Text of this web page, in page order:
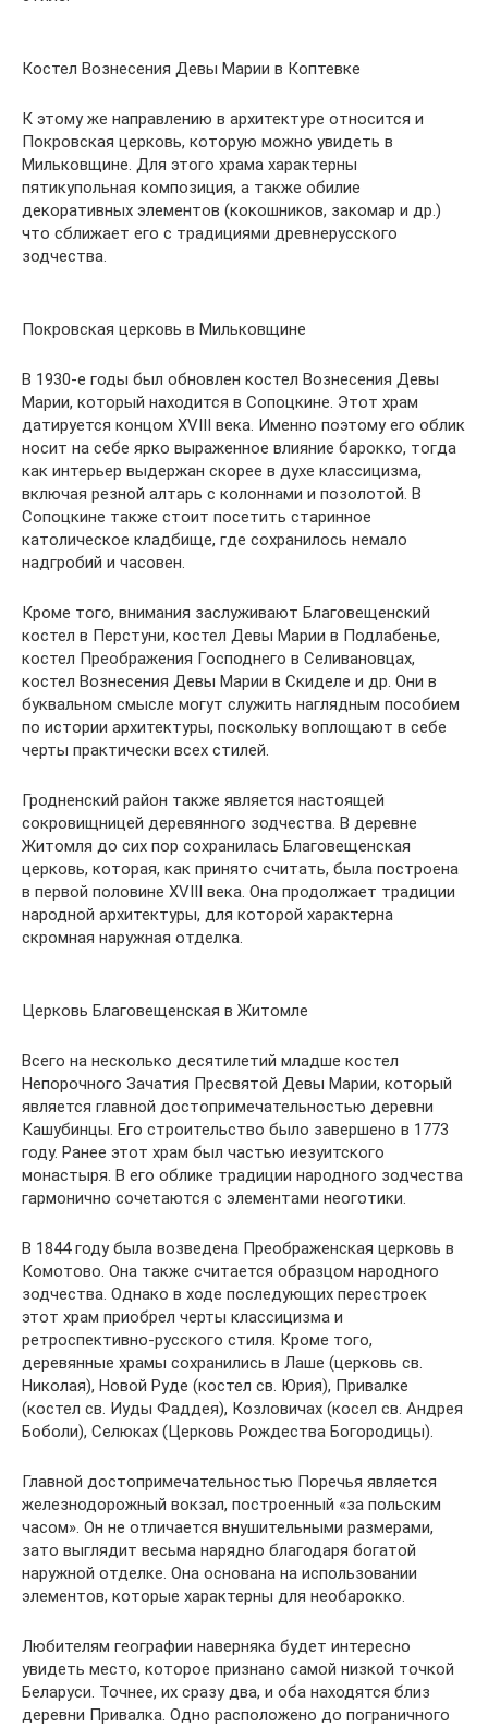
Костел Вознесения Девы Марии в Коптевке
К этому же направлению в архитектуре относится и
Покровская церковь, которую можно увидеть в
Мильковщине. Для этого храма характерны
пятикупольная композиция, а также обилие
декоративных элементов (кокошников, закомар и др.)
что сближает его с традициями древнерусского
зодчества.
Покровская церковь в Мильковщине
В 1930-е годы был обновлен костел Вознесения Девы
Марии, который находится в Сопоцкине. Этот храм
датируется концом XVIII века. Именно поэтому его облик
носит на себе ярко выраженное влияние барокко, тогда
как интерьер выдержан скорее в духе классицизма,
включая резной алтарь с колоннами и позолотой. В
Сопоцкине также стоит посетить старинное
католическое кладбище, где сохранилось немало
надгробий и часовен.
Кроме того, внимания заслуживают Благовещенский
костел в Перстуни, костел Девы Марии в Подлабенье,
костел Преображения Господнего в Селивановцах,
костел Вознесения Девы Марии в Скиделе и др. Они в
буквальном смысле могут служить наглядным пособием
по истории архитектуры, поскольку воплощают в себе
черты практически всех стилей.
Гродненский район также является настоящей
сокровищницей деревянного зодчества. В деревне
Житомля до сих пор сохранилась Благовещенская
церковь, которая, как принято считать, была построена
в первой половине XVIII века. Она продолжает традиции
народной архитектуры, для которой характерна
скромная наружная отделка.
Церковь Благовещенская в Житомле
Всего на несколько десятилетий младше костел
Непорочного Зачатия Пресвятой Девы Марии, который
является главной достопримечательностью деревни
Кашубинцы. Его строительство было завершено в 1773
году. Ранее этот храм был частью иезуитского
монастыря. В его облике традиции народного зодчества
гармонично сочетаются с элементами неоготики.
В 1844 году была возведена Преображенская церковь в
Комотово. Она также считается образцом народного
зодчества. Однако в ходе последующих перестроек
этот храм приобрел черты классицизма и
ретроспективно-русского стиля. Кроме того,
деревянные храмы сохранились в Лаше (церковь св.
Николая), Новой Руде (костел св. Юрия), Привалке
(костел св. Иуды Фаддея), Козловичах (косел св. Андрея
Боболи), Селюках (Церковь Рождества Богородицы).
Главной достопримечательностью Поречья является
железнодорожный вокзал, построенный «за польским
часом». Он не отличается внушительными размерами,
зато выглядит весьма нарядно благодаря богатой
наружной отделке. Она основана на использовании
элементов, которые характерны для необарокко.
Любителям географии наверняка будет интересно
увидеть место, которое признано самой низкой точкой
Беларуси. Точнее, их сразу два, и оба находятся близ
деревни Привалка. Одно расположено до пограничного